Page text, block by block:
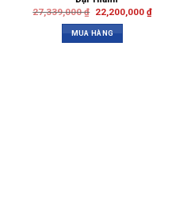
27,339,000₫ 22,200,000 ₫
MUA HÀNG